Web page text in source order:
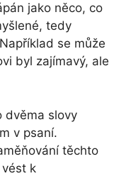
jako něco, co
tedy
se může
byl zajímavý, ale
dvěma slovy
v psaní.
těchto
k